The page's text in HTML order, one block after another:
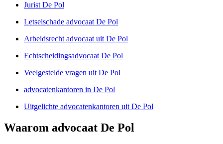
Jurist De Pol
Letselschade advocaat De Pol
Arbeidsrecht advocaat uit De Pol
Echtscheidingsadvocaat De Pol
Veelgestelde vragen uit De Pol
advocatenkantoren in De Pol
Uitgelichte advocatenkantoren uit De Pol
Waarom advocaat De Pol